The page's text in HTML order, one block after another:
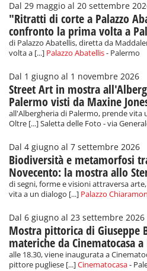
Dal 29 maggio al 20 settembre
"Ritratti di corte a Palazzo
confronto la prima volta a
di Palazzo Abatellis, diretta da
volta a [...] Palazzo Abatellis- Palermo
Dal 1 giugno al 1 novembre 2026
Street Art in mostra
Palermo visti da Maxine
all'Albergheria di Palermo, prende
Oltre [...] Saletta delle Foto - via
Dal 4 giugno al 7 settembre 2026
Biodiversità e metamorfosi
Novecento: la mostra allo
di segni, forme e visioni attraversa
vita a un dialogo [...] Palazzo
Dal 6 giugno al 23 settembre 2026
Mostra pittorica di Giuseppe
materiche da Cinematocasa
alle 18.30, viene inaugurata a
pittore pugliese [...]Cinematocasa-